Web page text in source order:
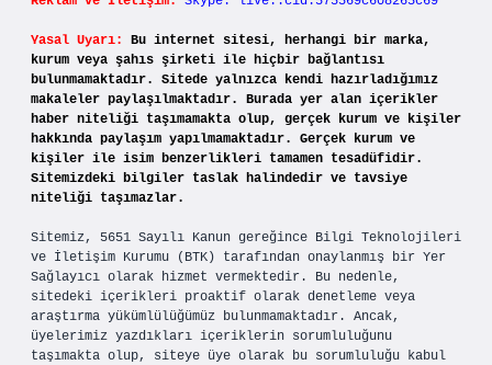
Yasal Uyarı:
Bu internet sitesi, herhangi bir marka,
kurum veya şahıs şirketi ile hiçbir bağlantısı
bulunmamaktadır. Sitede yalnızca kendi hazırladığımız
makaleler paylaşılmaktadır. Burada yer alan içerikler
haber niteliği taşımamakta olup, gerçek kurum ve kişiler
hakkında paylaşım yapılmamaktadır. Gerçek kurum ve
kişiler ile isim benzerlikleri tamamen tesadüfidir.
Sitemizdeki bilgiler taslak halindedir ve tavsiye
niteliği taşımazlar.
Sitemiz, 5651 Sayılı Kanun gereğince Bilgi Teknolojileri
ve İletişim Kurumu (BTK) tarafından onaylanmış bir Yer
Sağlayıcı olarak hizmet vermektedir. Bu nedenle,
sitedeki içerikleri proaktif olarak denetleme veya
araştırma yükümlülüğümüz bulunmamaktadır. Ancak,
üyelerimiz yazdıkları içeriklerin sorumluluğunu
taşımakta olup, siteye üye olarak bu sorumluluğu kabul